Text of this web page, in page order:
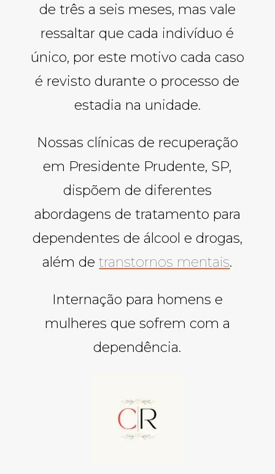
de três a seis meses, mas vale
ressaltar que cada indivíduo é
único, por este motivo cada caso
é revisto durante o processo de
estadia na unidade.
Nossas clínicas de recuperação
em Presidente Prudente, SP,
dispõem de diferentes
abordagens de tratamento para
dependentes de álcool e drogas,
além de transtornos mentais.
Internação para homens e
mulheres que sofrem com a
dependência.